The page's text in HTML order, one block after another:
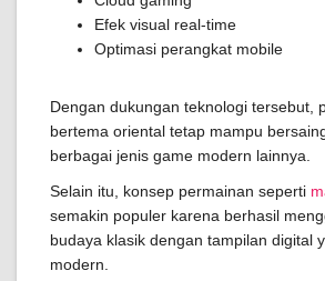
Efek visual real-time
Optimasi perangkat mobile
Dengan dukungan teknologi tersebut,
bertema oriental tetap mampu
berbagai jenis game modern lainnya.
Selain itu, konsep permainan seperti
semakin populer karena berhasil
budaya klasik dengan tampilan digital
modern.